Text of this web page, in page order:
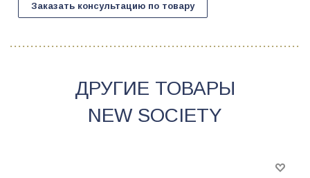
Заказать консультацию по товару
ДРУГИЕ ТОВАРЫ
NEW SOCIETY